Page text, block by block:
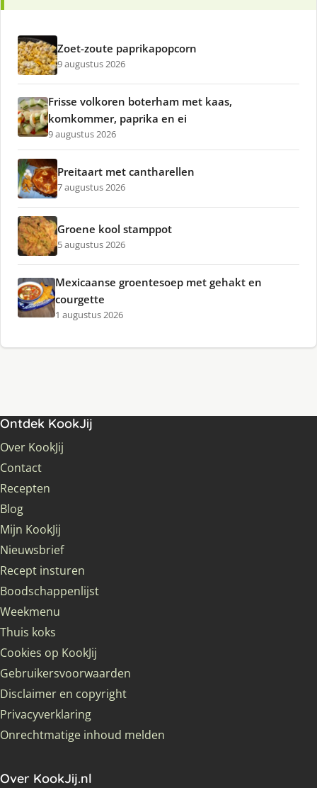
Zoet-zoute paprikapopcorn
9 augustus 2026
Frisse volkoren boterham met kaas,
komkommer, paprika en ei
9 augustus 2026
Preitaart met cantharellen
7 augustus 2026
Groene kool stamppot
5 augustus 2026
Mexicaanse groentesoep met gehakt en
courgette
1 augustus 2026
Ontdek KookJij
Over KookJij
Contact
Recepten
Blog
Mijn KookJij
Nieuwsbrief
Recept insturen
Boodschappenlijst
Weekmenu
Thuis koks
Cookies op KookJij
Gebruikersvoorwaarden
Disclaimer en copyright
Privacyverklaring
Onrechtmatige inhoud melden
Over KookJij.nl